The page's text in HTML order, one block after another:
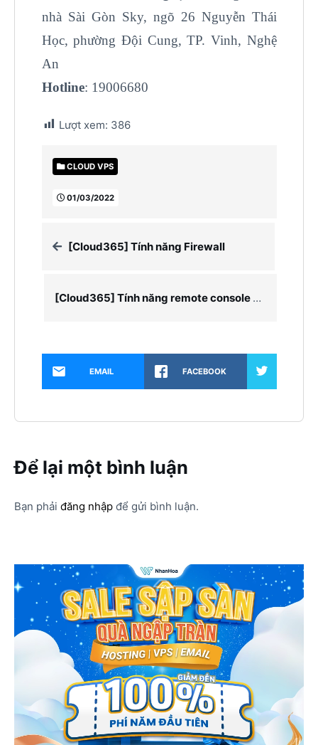
nhà Sài Gòn Sky, ngõ 26 Nguyễn Thái
Học, phường Đội Cung, TP. Vinh, Nghệ
An
Hotline: 19006680
Lượt xem: 386
CLOUD VPS
01/03/2022
[Cloud365] Tính năng Firewall
[Cloud365] Tính năng remote console Cloud VPS
EMAIL FACEBOOK
Để lại một bình luận
Bạn phải đăng nhập để gửi bình luận.